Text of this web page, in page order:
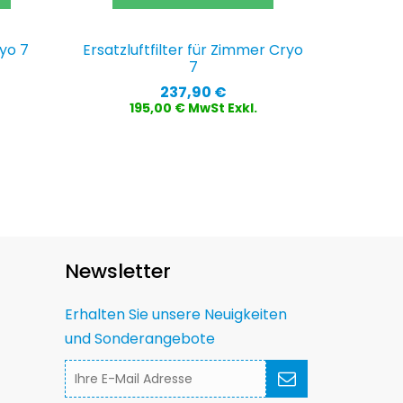
7
Ersatzluftfilter für Zimmer Cryo
7
Preis
237,90 €
195,00 € MwSt Exkl.
Newsletter
Erhalten Sie unsere Neuigkeiten
und Sonderangebote